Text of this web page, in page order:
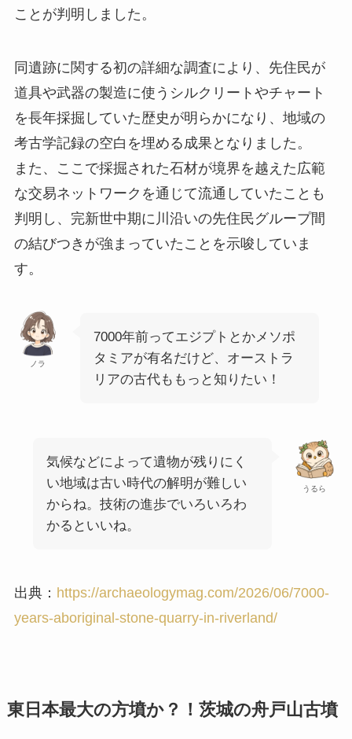
ことが判明しました。
同遺跡に関する初の詳細な調査により、先住民が
道具や武器の製造に使うシルクリートやチャート
を長年採掘していた歴史が明らかになり、地域の
考古学記録の空白を埋める成果となりました。
また、ここで採掘された石材が境界を越えた広範
な交易ネットワークを通じて流通していたことも
判明し、完新世中期に川沿いの先住民グループ間
の結びつきが強まっていたことを示唆していま
す。
ノラ
7000年前ってエジプトとかメソポ
タミアが有名だけど、オーストラ
リアの古代ももっと知りたい！
うるら
気候などによって遺物が残りにく
い地域は古い時代の解明が難しい
からね。技術の進歩でいろいろわ
かるといいね。
出典： https://archaeologymag.com/2026/06/7000-
years-aboriginal-stone-quarry-in-riverland/
東日本最大の方墳か？！茨城の舟戸山古墳